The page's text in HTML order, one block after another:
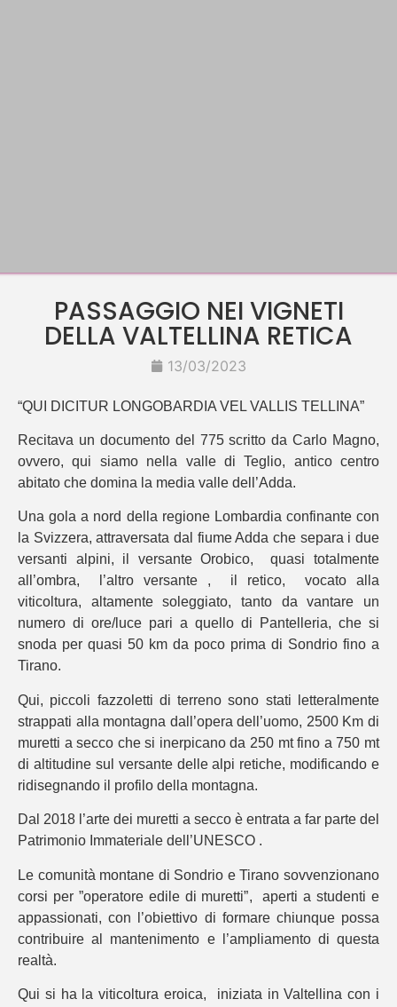
PASSAGGIO NEI VIGNETI
DELLA VALTELLINA RETICA
13/03/2023
“QUI DICITUR LONGOBARDIA VEL VALLIS TELLINA”
Recitava un documento del 775 scritto da Carlo Magno,
ovvero, qui siamo nella valle di Teglio, antico centro
abitato che domina la media valle dell’Adda.
Una gola a nord della regione Lombardia confinante con
la Svizzera, attraversata dal fiume Adda che separa i due
versanti alpini, il versante Orobico, quasi totalmente
all’ombra, l’altro versante , il retico, vocato alla
viticoltura, altamente soleggiato, tanto da vantare un
numero di ore/luce pari a quello di Pantelleria, che si
snoda per quasi 50 km da poco prima di Sondrio fino a
Tirano.
Qui, piccoli fazzoletti di terreno sono stati letteralmente
strappati alla montagna dall’opera dell’uomo, 2500 Km di
muretti a secco che si inerpicano da 250 mt fino a 750 mt
di altitudine sul versante delle alpi retiche, modificando e
ridisegnando il profilo della montagna.
Dal 2018 l’arte dei muretti a secco è entrata a far parte del
Patrimonio Immateriale dell’UNESCO .
Le comunità montane di Sondrio e Tirano sovvenzionano
corsi per ”operatore edile di muretti”, aperti a studenti e
appassionati, con l’obiettivo di formare chiunque possa
contribuire al mantenimento e l’ampliamento di questa
realtà.
Qui si ha la viticoltura eroica, iniziata in Valtellina con i